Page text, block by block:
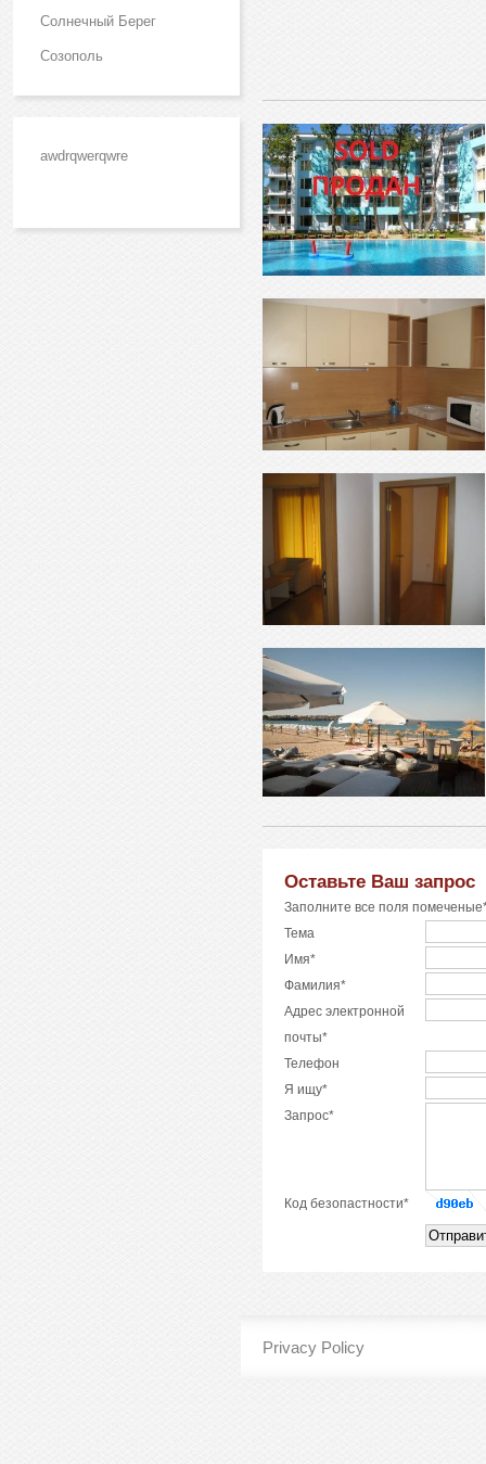
Солнечный Берег
Созополь
awdrqwerqwre
Оставьте Ваш запрос
Заполните все поля
Тема
Имя*
Фамилия*
Адрес электронной
почты*
Телефон
Я ищу*
Запрос*
Код безопастности*
Privacy Policy